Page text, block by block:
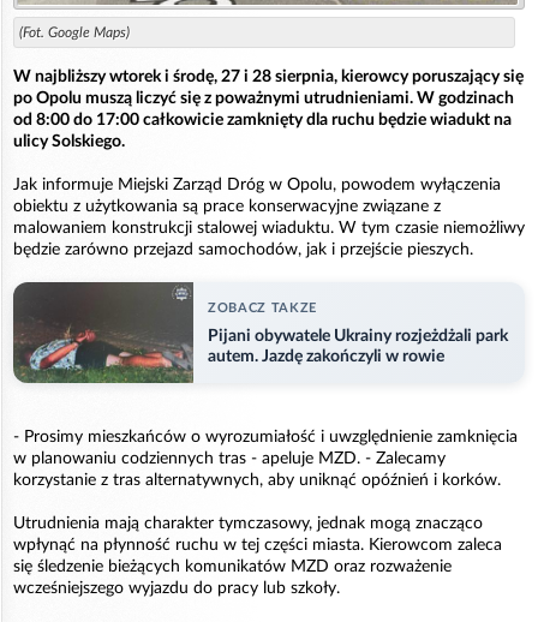
(Fot. Google Maps)
W najbliższy wtorek i środę, 27 i 28 sierpnia, kierowcy poruszający się
po Opolu muszą liczyć się z poważnymi utrudnieniami. W godzinach
od 8:00 do 17:00 całkowicie zamknięty dla ruchu będzie wiadukt na
ulicy Solskiego.
Jak informuje Miejski Zarząd Dróg w Opolu, powodem wyłączenia
obiektu z użytkowania są prace konserwacyjne związane z
malowaniem konstrukcji stalowej wiaduktu. W tym czasie niemożliwy
będzie zarówno przejazd samochodów, jak i przejście pieszych.
ZOBACZ TAKZE
Pijani obywatele Ukrainy rozjeżdżali park
autem. Jazdę zakończyli w rowie
- Prosimy mieszkańców o wyrozumiałość i uwzględnienie zamknięcia
w planowaniu codziennych tras - apeluje MZD. - Zalecamy
korzystanie z tras alternatywnych, aby uniknąć opóźnień i korków.
Utrudnienia mają charakter tymczasowy, jednak mogą znacząco
wpłynąć na płynność ruchu w tej części miasta. Kierowcom zaleca
się śledzenie bieżących komunikatów MZD oraz rozważenie
wcześniejszego wyjazdu do pracy lub szkoły.